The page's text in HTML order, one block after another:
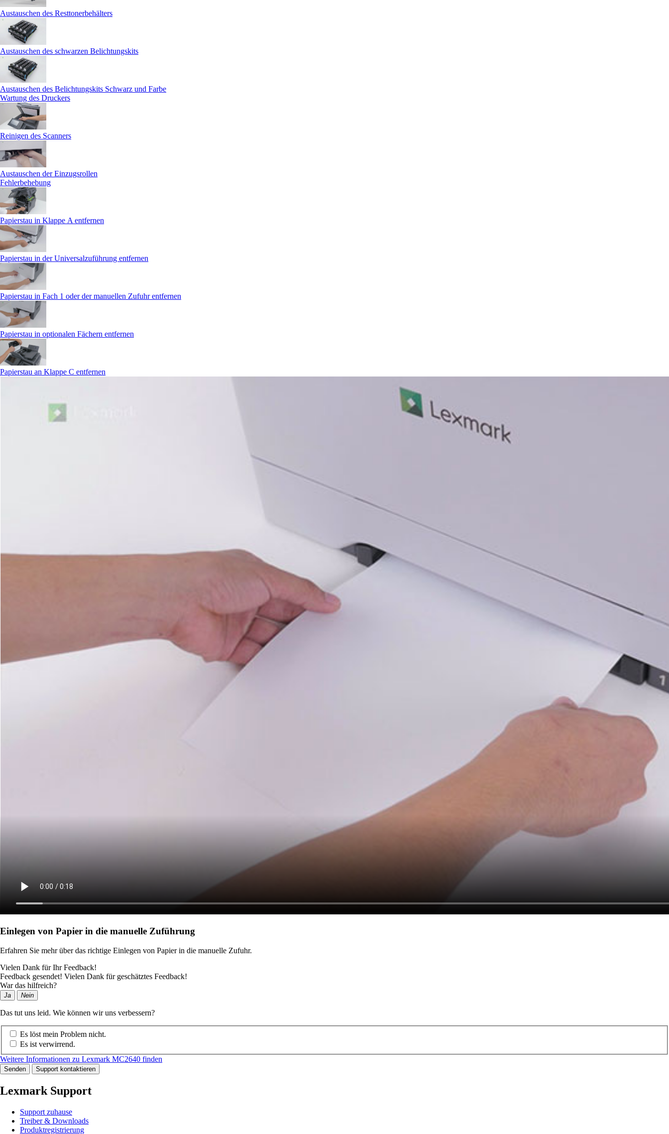
Austauschen des Resttonerbehälters
Austauschen des schwarzen Belichtungskits
Austauschen des Belichtungskits Schwarz und Farbe
Wartung des Druckers
Reinigen des Scanners
Austauschen der Einzugsrollen
Fehlerbehebung
Papierstau in Klappe A entfernen
Papierstau in der Universalzuführung entfernen
Papierstau in Fach 1 oder der manuellen Zufuhr entfernen
Papierstau in optionalen Fächern entfernen
Papierstau an Klappe C entfernen
Einlegen von Papier in die manuelle Zuführung
Erfahren Sie mehr über das richtige Einlegen von Papier in die manuelle Zufuhr.
Vielen Dank für Ihr Feedback!
Feedback gesendet! Vielen Dank für geschätztes Feedback!
War das hilfreich?
Ja Nein
Das tut uns leid. Wie können wir uns verbessern?
Es löst mein Problem nicht.
Es ist verwirrend.
Weitere Informationen zu Lexmark MC2640 finden
Senden Support kontaktieren
Lexmark Support
Support zuhause
Treiber & Downloads
Produktregistrierung